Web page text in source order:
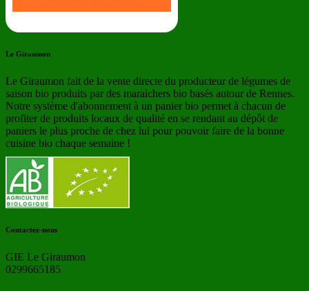
Le Giraumon
Le Giraumon fait de la vente directe du producteur de légumes de
saison bio produits par des maraichers bio basés autour de Rennes.
Notre système d'abonnement à un panier bio permet à chacun de
profiter de produits locaux de qualité en se rendant au dépôt de
paniers le plus proche de chez lui pour pouvoir faire de la bonne
cuisine bio chaque semaine !
Contactez-nous
GIE Le Giraumon
0299665185